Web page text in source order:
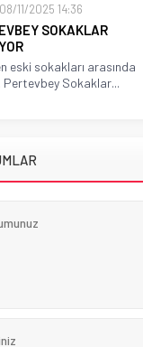
08/11/2025 14:36
SOKAKLAR
eski sokakları arasında
Pertevbey Sokaklar...